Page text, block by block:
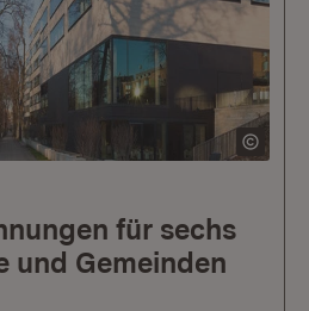
für sechs
und Gemeinden